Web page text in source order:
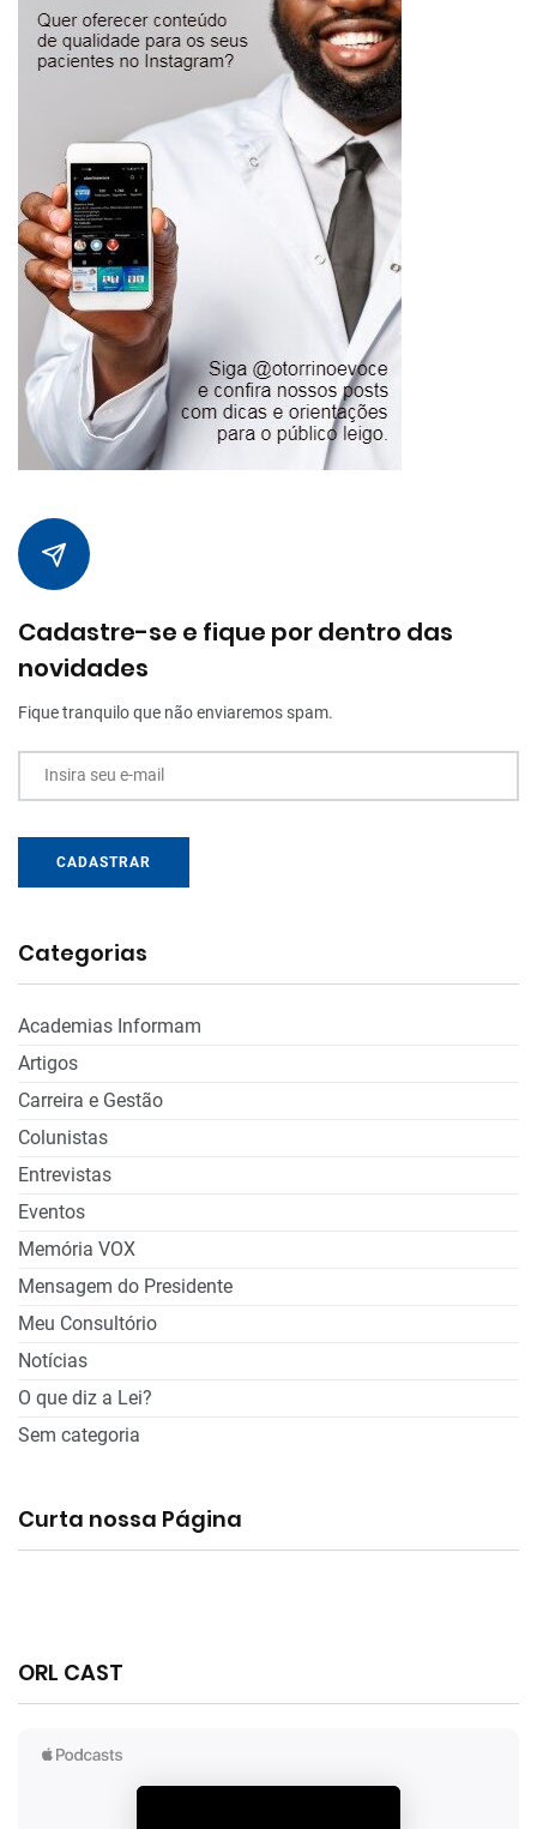
Cadastre-se e fique por dentro das
novidades
Fique tranquilo que não enviaremos spam.
Insira seu e-mail
CADASTRAR
Categorias
Academias Informam
Artigos
Carreira e Gestão
Colunistas
Entrevistas
Eventos
Memória VOX
Mensagem do Presidente
Meu Consultório
Notícias
O que diz a Lei?
Sem categoria
Curta nossa Página
ORL CAST